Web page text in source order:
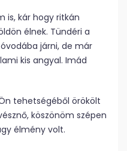
is, kár hogy ritkán
élnek. Tündéri a
járni, de már
kis angyal. Imád
tehetségéből örökölt
köszönöm szépen
élmény volt.